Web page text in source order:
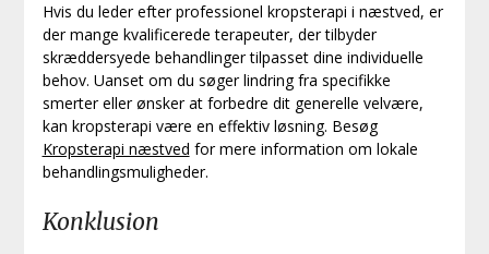
Hvis du leder efter professionel kropsterapi i næstved, er
der mange kvalificerede terapeuter, der tilbyder
skræddersyede behandlinger tilpasset dine individuelle
behov. Uanset om du søger lindring fra specifikke
smerter eller ønsker at forbedre dit generelle velvære,
kan kropsterapi være en effektiv løsning. Besøg
Kropsterapi næstved for mere information om lokale
behandlingsmuligheder.
Konklusion